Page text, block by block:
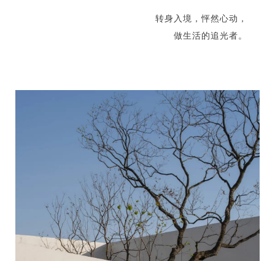
转身入境，怦然心动，
做生活的追光者。